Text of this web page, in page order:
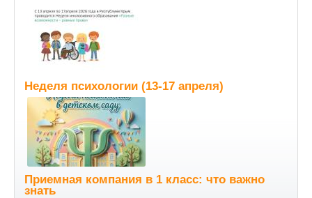
Неделя психологии (13-17 апреля)
Приемная компания в 1 класс: что важно
знать